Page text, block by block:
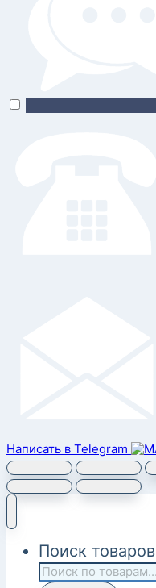
Написать в Telegram
Поиск товаров